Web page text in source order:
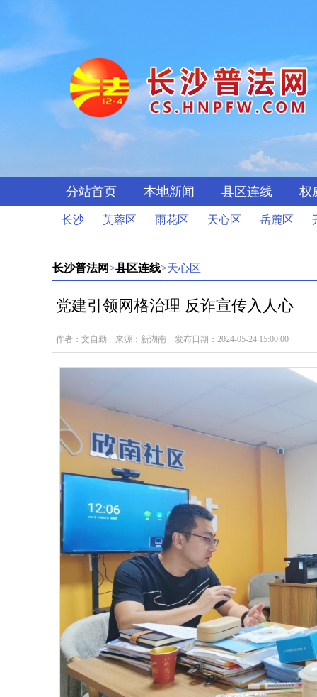
分站首页 本地新闻 县区连线 权
长沙 芙蓉区 雨花区 天心区 岳麓区
长沙普法网>县区连线>天心区
党建引领网格治理 反诈宣传入人心
作者：文自勤 来源：新湖南 发布日期：2024-05-24 15:00:00